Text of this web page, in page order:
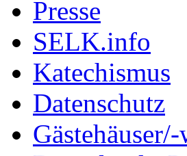
Presse
SELK.info
Katechismus
Datenschutz